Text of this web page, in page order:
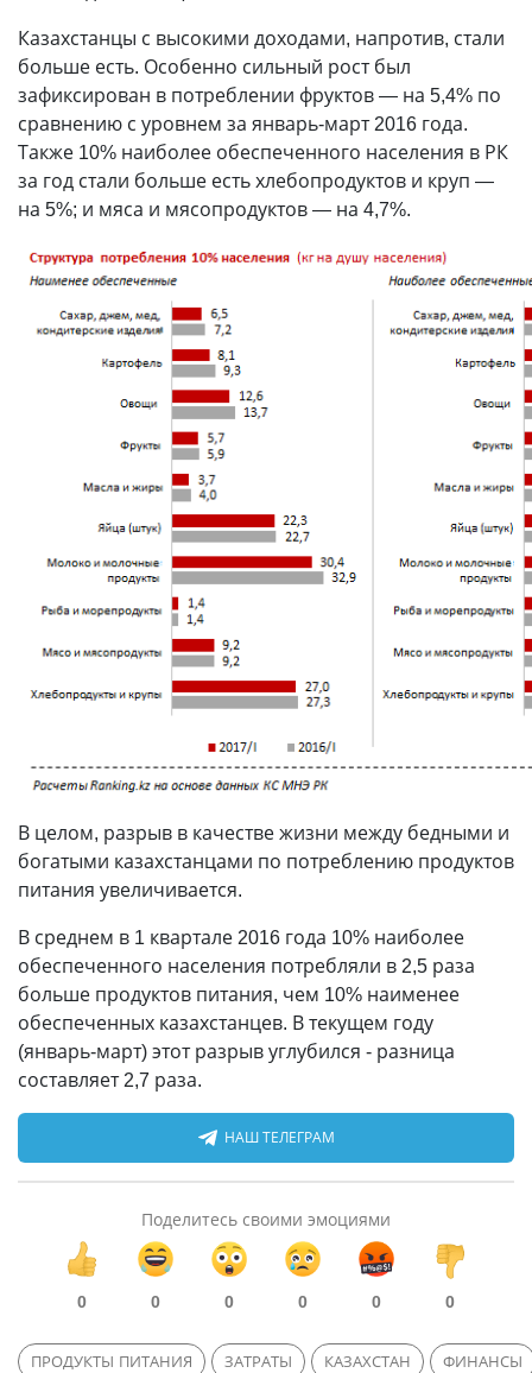
Казахстанцы с высокими доходами, напротив, стали
больше есть. Особенно сильный рост был
зафиксирован в потреблении фруктов — на 5,4% по
сравнению с уровнем за январь-март 2016 года.
Также 10% наиболее обеспеченного населения в РК
за год стали больше есть хлебопродуктов и круп —
на 5%; и мяса и мясопродуктов — на 4,7%.
В целом, разрыв в качестве жизни между бедными и
богатыми казахстанцами по потреблению продуктов
питания увеличивается.
В среднем в 1 квартале 2016 года 10% наиболее
обеспеченного населения потребляли в 2,5 раза
больше продуктов питания, чем 10% наименее
обеспеченных казахстанцев. В текущем году
(январь-март) этот разрыв углубился - разница
составляет 2,7 раза.
НАШ ТЕЛЕГРАМ
Поделитесь своими эмоциями
0 0 0 0 0 0
ПРОДУКТЫ ПИТАНИЯ ЗАТРАТЫ КАЗАХСТАН ФИНАНСЫ